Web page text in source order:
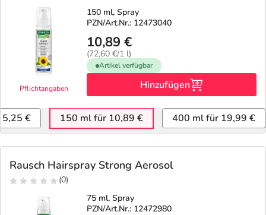
Pflichtangaben
150 ml, Spray
PZN/Art.Nr.: 12473040
10,89 €
(72,60 €/1 l)
Artikel verfügbar
Hinzufügen
€ 150 ml für 10,89 € 400 ml für 19,99 €
Rausch Hairspray Strong Aerosol
(0)
75 ml, Spray
PZN/Art.Nr.: 12472980